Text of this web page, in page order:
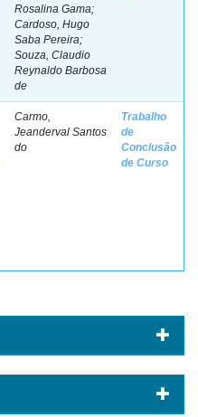
Rosalina Gama;
Cardoso, Hugo
Saba Pereira;
Souza, Claudio
Reynaldo Barbosa
de
Carmo,
Jeanderval Santos
do
Trabalho
de
Conclusão
de Curso